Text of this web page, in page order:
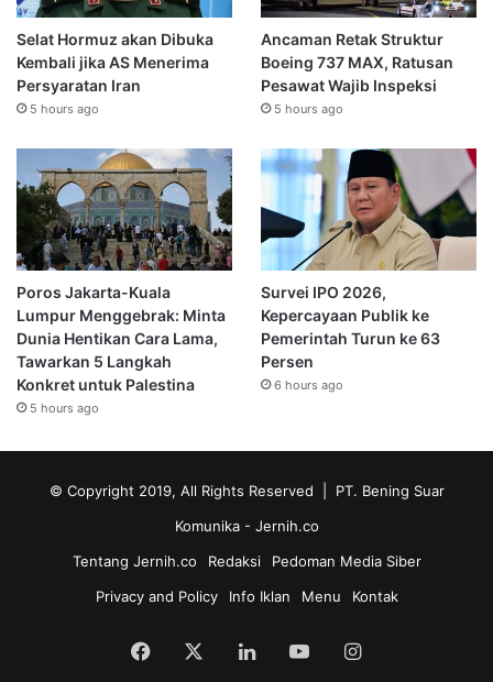
Selat Hormuz akan Dibuka
Kembali jika AS Menerima
Persyaratan Iran
5 hours ago
Ancaman Retak Struktur
Boeing 737 MAX, Ratusan
Pesawat Wajib Inspeksi
5 hours ago
Poros Jakarta-Kuala
Lumpur Menggebrak: Minta
Dunia Hentikan Cara Lama,
Tawarkan 5 Langkah
Konkret untuk Palestina
5 hours ago
Survei IPO 2026,
Kepercayaan Publik ke
Pemerintah Turun ke 63
Persen
6 hours ago
© Copyright 2019, All Rights Reserved | PT. Bening Suar
Komunika - Jernih.co
Tentang Jernih.co
Redaksi
Pedoman Media Siber
Privacy and Policy
Info Iklan Menu Kontak
Facebook LinkedInYouTubeInstagram